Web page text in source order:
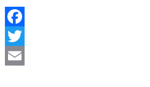
Facebook
Twitter